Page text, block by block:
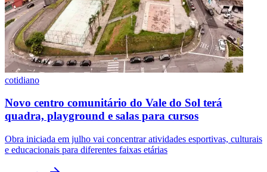
cotidiano
Novo centro comunitário do Vale do Sol terá
quadra, playground e salas para cursos
Obra iniciada em julho vai concentrar atividades esportivas, culturais
e educacionais para diferentes faixas etárias